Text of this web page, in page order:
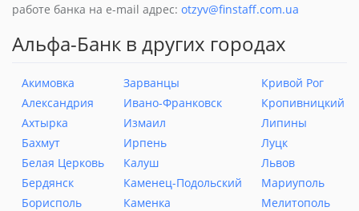
работе банка на e-mail адрес: otzyv@finstaff.com.ua
Альфа-Банк в других городах
Акимовка
Александрия
Ахтырка
Бахмут
Белая Церковь
Бердянск
Борисполь
Зарванцы
Ивано-Франковск
Измаил
Ирпень
Калуш
Каменец-Подольский
Каменка
Кривой Рог
Кропивницкий
Липины
Луцк
Львов
Мариуполь
Мелитополь